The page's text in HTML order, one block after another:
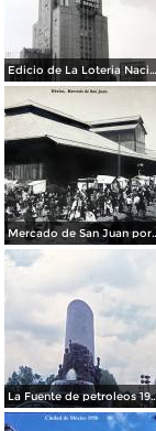
Edicio de La Loteria Nacional Ciudad de México Abril de 1964
Mercado de San
La Fuente de